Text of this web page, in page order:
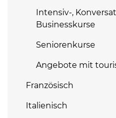
Intensiv-,
Businesskurse
Seniorenkurse
Angebote mit
Französisch
Italienisch